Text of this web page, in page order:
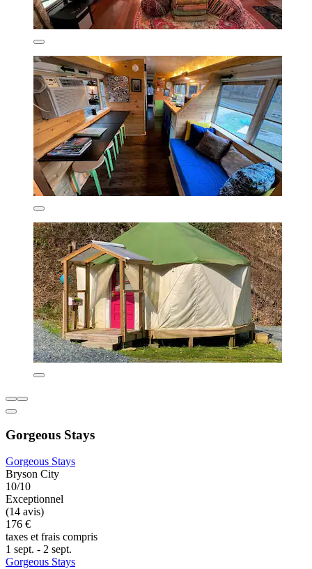
Gorgeous Stays
Gorgeous Stays
Bryson City
10/10
Exceptionnel
(14 avis)
176 €
taxes et frais compris
1 sept. - 2 sept.
Gorgeous Stays